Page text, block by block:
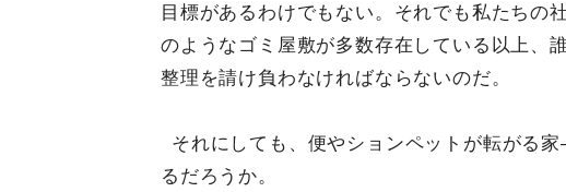
目標があるわけでもない。それでも私たちの
のようなゴミ屋敷が多数存在している以上、
整理を請け負わなければならないのだ。
それにしても、便やションペットが転がる
るだろうか。